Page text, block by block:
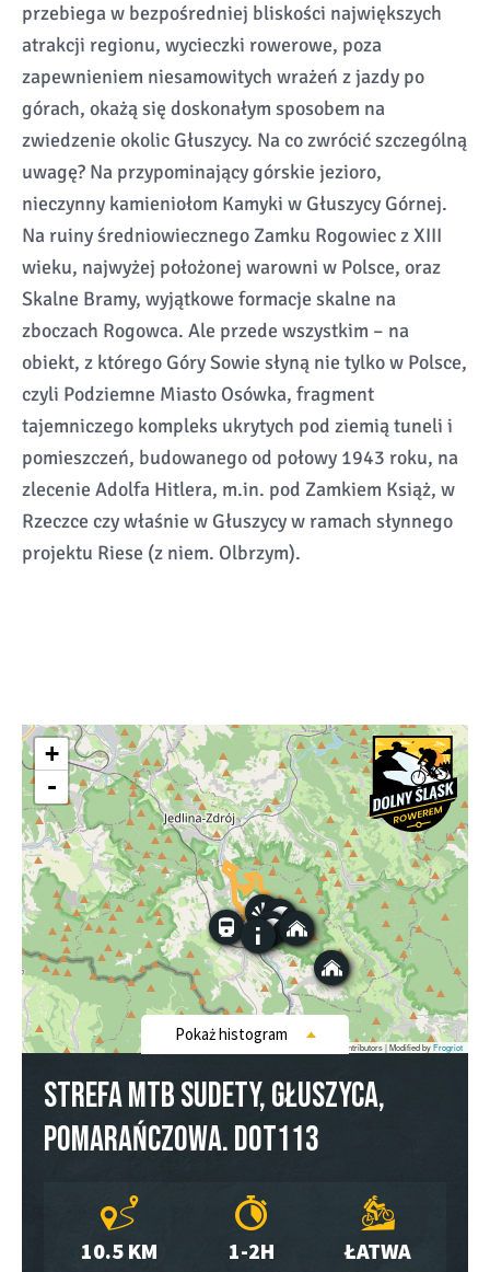
przebiega w bezpośredniej bliskości największych
atrakcji regionu, wycieczki rowerowe, poza
zapewnieniem niesamowitych wrażeń z jazdy po
górach, okażą się doskonałym sposobem na
zwiedzenie okolic Głuszycy. Na co zwrócić szczególną
uwagę? Na przypominający górskie jezioro,
nieczynny kamieniołom Kamyki w Głuszycy Górnej.
Na ruiny średniowiecznego Zamku Rogowiec z XIII
wieku, najwyżej położonej warowni w Polsce, oraz
Skalne Bramy, wyjątkowe formacje skalne na
zboczach Rogowca. Ale przede wszystkim – na
obiekt, z którego Góry Sowie słyną nie tylko w Polsce,
czyli Podziemne Miasto Osówka, fragment
tajemniczego kompleks ukrytych pod ziemią tuneli i
pomieszczeń, budowanego od połowy 1943 roku, na
zlecenie Adolfa Hitlera, m.in. pod Zamkiem Książ, w
Rzeczce czy właśnie w Głuszycy w ramach słynnego
projektu Riese (z niem. Olbrzym).